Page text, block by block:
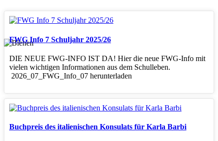
FWG Info 7 Schuljahr 2025/26
DIE NEUE FWG-INFO IST DA! Hier die neue FWG-Info mit
vielen wichtigen Informationen aus dem Schulleben.
2026_07_FWG_Info_07 herunterladen
Buchpreis des italienischen Konsulats für Karla Barbi